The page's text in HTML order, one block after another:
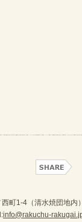
町1-4（清水焼団地内
info@rakuchu-